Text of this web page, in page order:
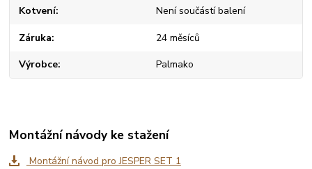
Kotvení Není součástí balení
Záruka 24 měsíců
Výrobce Palmako
Montážní návody ke stažení
Montážní návod pro JESPER SET 1